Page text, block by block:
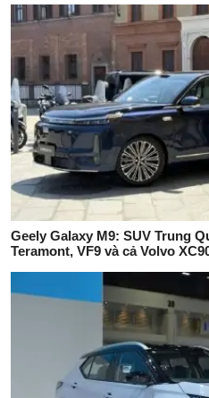
Geely Galaxy M9: SUV Trung
Teramont, VF9 và cả Volvo